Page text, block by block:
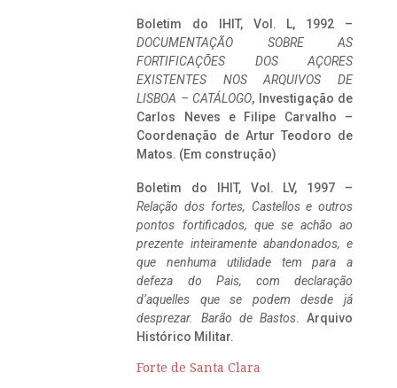
Boletim do IHIT, Vol. L, 1992 –
DOCUMENTAÇÃO SOBRE AS
FORTIFICAÇÕES DOS AÇORES
EXISTENTES NOS ARQUIVOS DE
LISBOA – CATÁLOGO, Investigação de
Carlos Neves e Filipe Carvalho –
Coordenação de Artur Teodoro de
Matos. (Em construção)
Boletim do IHIT, Vol. LV, 1997 –
Relação dos fortes, Castellos e outros
pontos fortificados, que se achão ao
prezente inteiramente abandonados, e
que nenhuma utilidade tem para a
defeza do Pais, com declaração
d’aquelles que se podem desde já
desprezar. Barão de Bastos. Arquivo
Histórico Militar.
Forte de Santa Clara